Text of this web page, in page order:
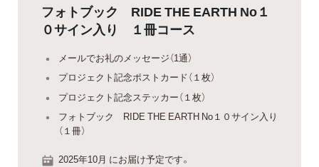
フォトブック RIDE THE EARTH No１
０サイン入り １冊コース
メールでお礼のメッセージ（1通）
プロジェクト記念ポストカード（１枚）
プロジェクト記念ステッカー（１枚）
フォトブック RIDE THE EARTH No１０サイン入り
（１冊）
2025年10月 にお届け予定です。